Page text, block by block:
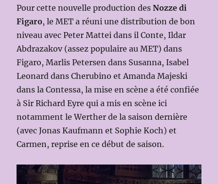
Pour cette nouvelle production desNozze di
Figaro, le MET a réuni une distribution de bon
niveau avec Peter Mattei dans il Conte, Ildar
Abdrazakov (assez populaire au MET) dans
Figaro, Marlis Petersen dans Susanna, Isabel
Leonard dans Cherubino et Amanda Majeski
dans la Contessa, la mise en scène a été confiée
à Sir Richard Eyre qui a mis en scène ici
notamment le Werther de la saison dernière
(avec Jonas Kaufmann et Sophie Koch) et
Carmen, reprise en ce début de saison.